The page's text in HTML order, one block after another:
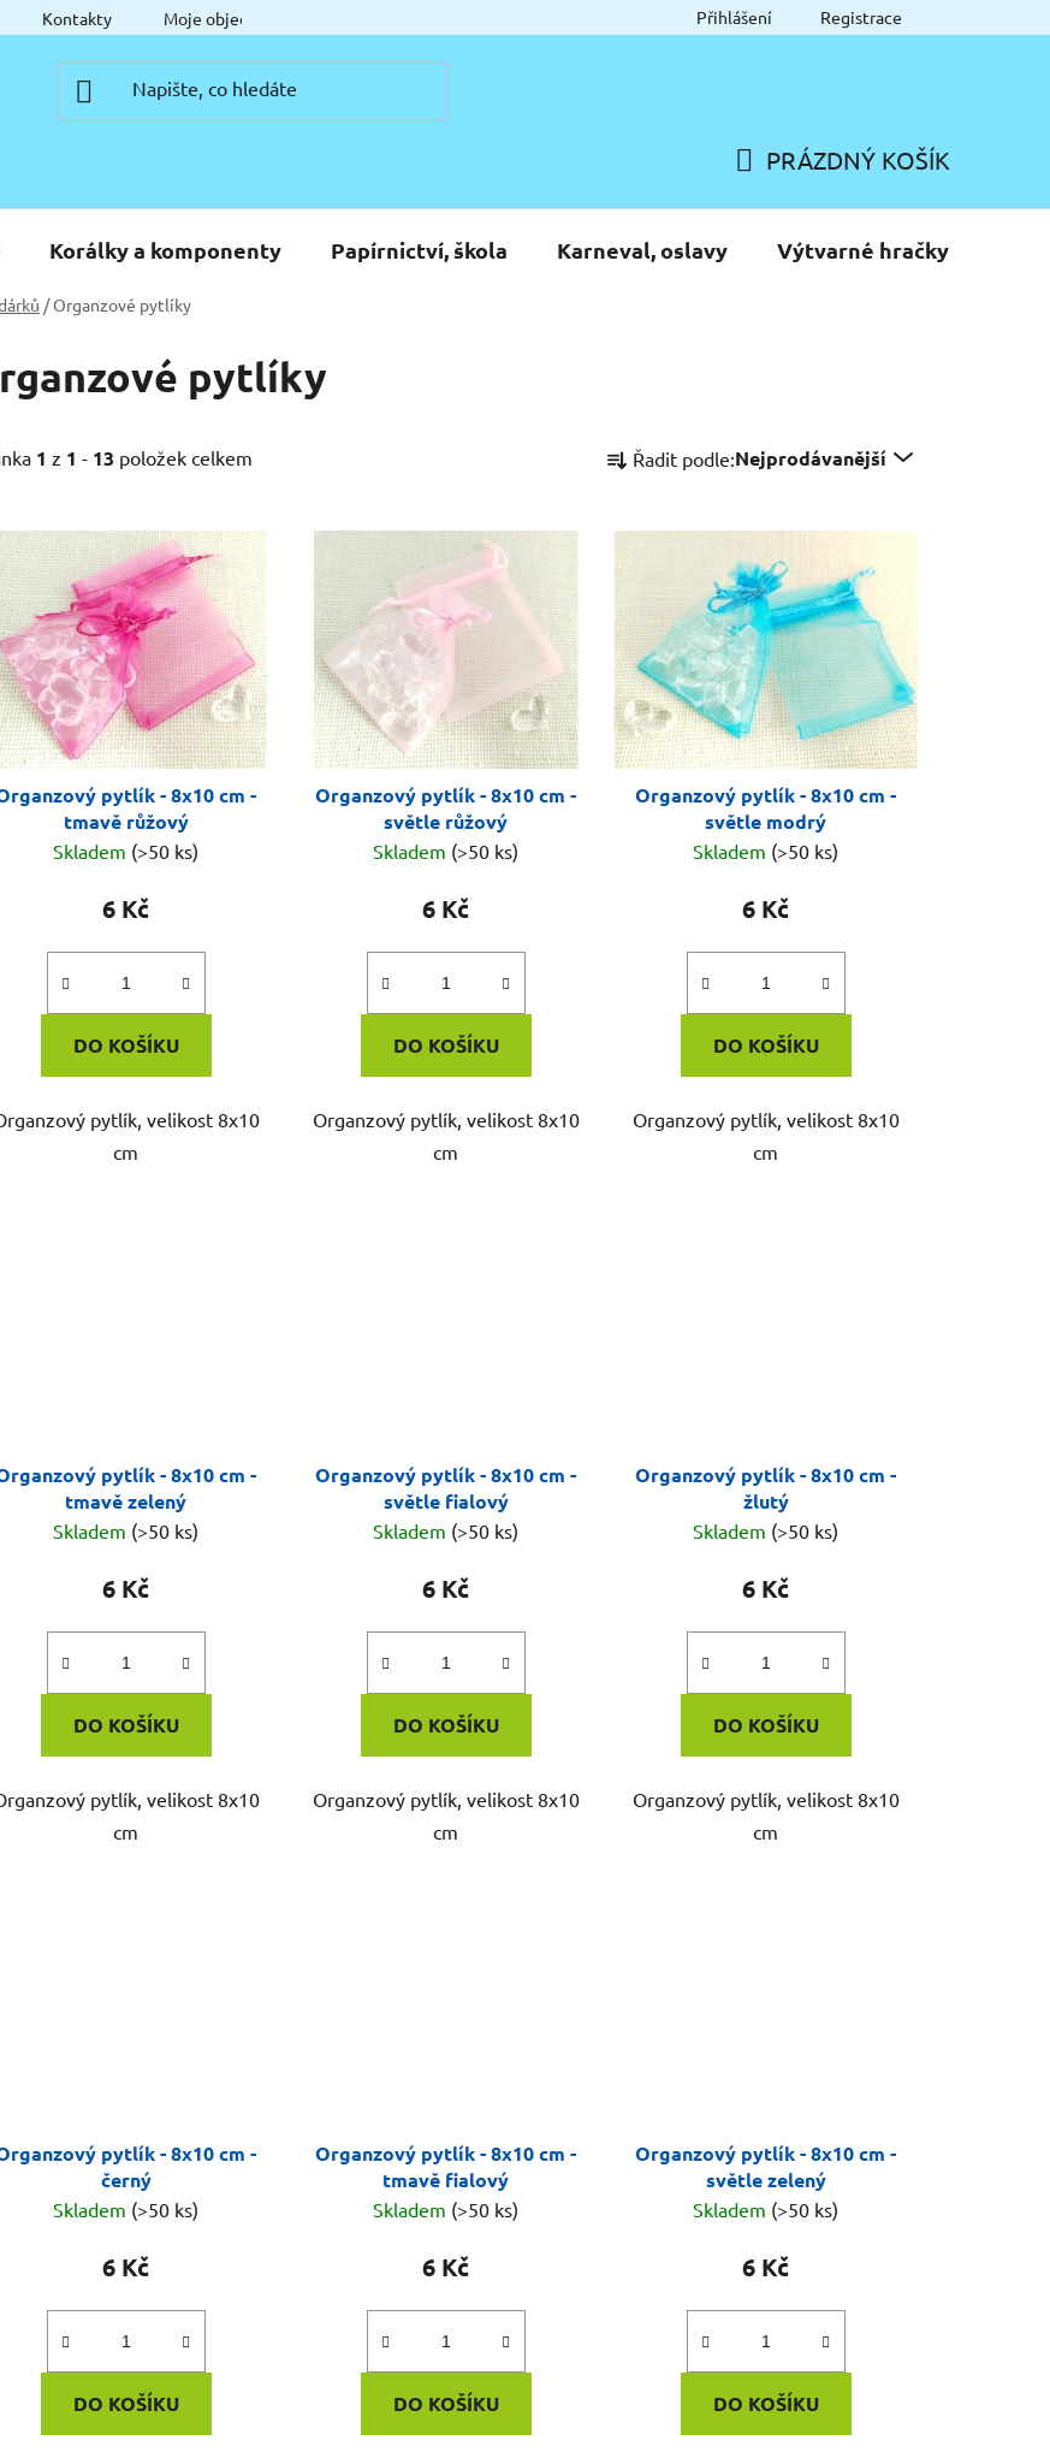
Kontakty Moje objednávka Přihlášení Registrace
KOŠÍK
PRÁZDNÝ KOŠÍK
Korálky a komponenty Papírnictví, škola Karneval, oslavy Výtvarné hračky
/Organzové pytlíky
pytlíky
1 z 1 - 13 položek celkem
a
e
n
p
r
o
d
u
Řadit podle:Nejprodávanější
pytlík - 8x10 cm -
tmavě růžový
Skladem (>50 ks)
6 Kč
DO KOŠÍKU
pytlík, velikost 8x10
cm
Organzový pytlík - 8x10 cm -
světle růžový
Skladem (>50 ks)
6 Kč
DO KOŠÍKU
Organzový pytlík, velikost 8x10
cm
Organzový pytlík - 8x10 cm -
světle modrý
Skladem (>50 ks)
6 Kč
DO KOŠÍKU
Organzový pytlík, velikost 8x10
cm
pytlík - 8x10 cm -
tmavě zelený
Skladem (>50 ks)
6 Kč
DO KOŠÍKU
pytlík, velikost 8x10
cm
Organzový pytlík - 8x10 cm -
světle fialový
Skladem (>50 ks)
6 Kč
DO KOŠÍKU
Organzový pytlík, velikost 8x10
cm
Organzový pytlík - 8x10 cm -
žlutý
Skladem (>50 ks)
6 Kč
DO KOŠÍKU
Organzový pytlík, velikost 8x10
cm
pytlík - 8x10 cm -
černý
Skladem (>50 ks)
6 Kč
DO KOŠÍKU
Organzový pytlík - 8x10 cm -
tmavě fialový
Skladem (>50 ks)
6 Kč
DO KOŠÍKU
Organzový pytlík - 8x10 cm -
světle zelený
Skladem (>50 ks)
6 Kč
DO KOŠÍKU